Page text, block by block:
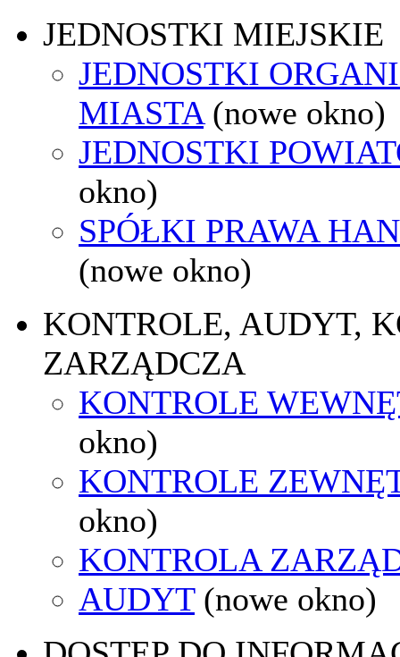
JEDNOSTKI MIEJSKIE
JEDNOSTKI
MIASTA (nowe okno)
JEDNOSTKI
okno)
SPÓŁKI PRAWA
(nowe okno)
KONTROLE, AUDYT,
ZARZĄDCZA
KONTROLE
okno)
KONTROLE
okno)
KONTROLA
AUDYT (nowe okno)